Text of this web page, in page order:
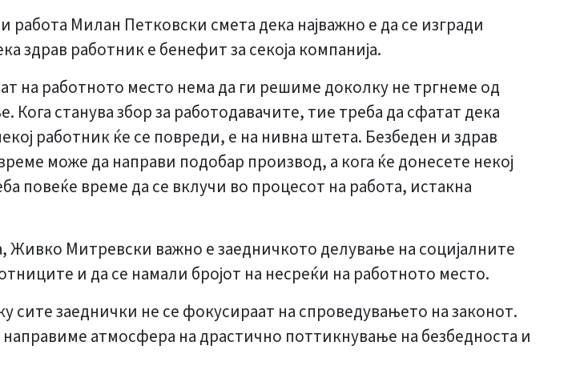
Милан Петковски смета дека најважно е да се изгради
здрав работник е бенефит за секоја компанија.
на работното место нема да ги решиме доколку не тргнеме од
станува збор за работодавачите, тие треба да сфатат дека
работник ќе се повреди, е на нивна штета. Безбеден и здрав
може да направи подобар производ, а кога ќе донесете некој
повеќе време да се вклучи во процесот на работа, истакна
Живко Митревски важно е заедничкото делување на социјалните
и да се намали бројот на несреќи на работното место.
заеднички не се фокусираат на спроведувањето на законот.
атмосфера на драстично поттикнување на безбедноста и